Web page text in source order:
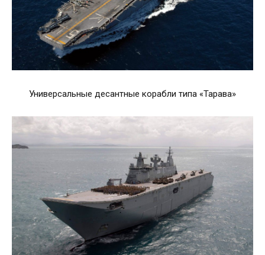
Универсальные десантные корабли типа «Тарава»